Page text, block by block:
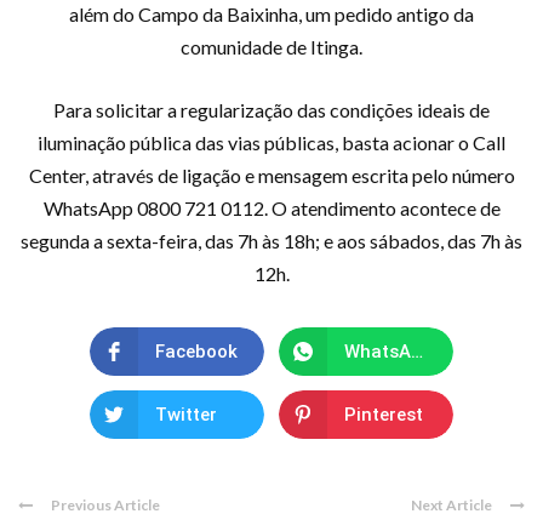
além do Campo da Baixinha, um pedido antigo da
comunidade de Itinga.
Para solicitar a regularização das condições ideais de
iluminação pública das vias públicas, basta acionar o Call
Center, através de ligação e mensagem escrita pelo número
WhatsApp 0800 721 0112. O atendimento acontece de
segunda a sexta-feira, das 7h às 18h; e aos sábados, das 7h às
12h.
Facebook WhatsApp
Twitter Pinterest
Previous Article Next Article